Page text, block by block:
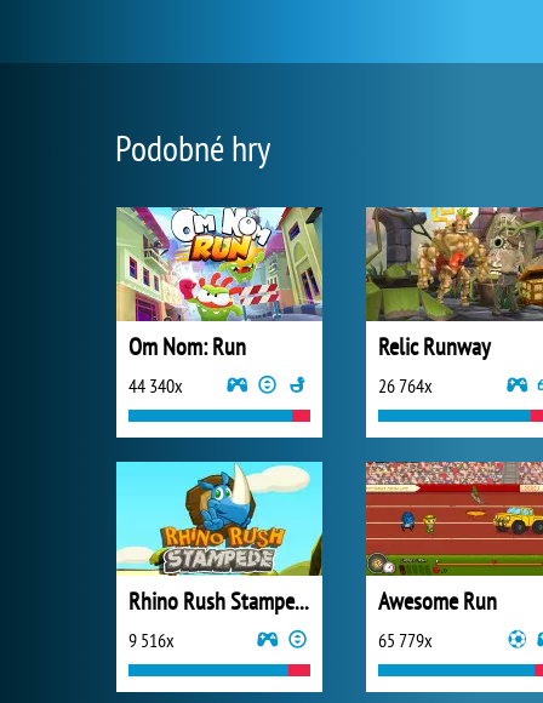
Podobné hry
Om Nom: Run
44 340x
Relic Runway
26 764x
Rhino Rush Stampede Online
9 516x
Awesome Run
65 779x